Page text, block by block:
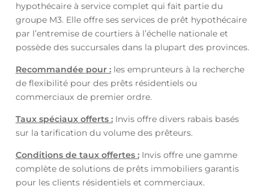
hypothécaire à service complet qui fait partie du
groupe M3. Elle offre ses services de prêt hypothécaire
par l’entremise de courtiers à l’échelle nationale et
possède des succursales dans la plupart des provinces.
Recommandée pour :les emprunteurs à la recherche
de flexibilité pour des prêts résidentiels ou
commerciaux de premier ordre.
Taux spéciaux offerts :Invis offre divers rabais basés
sur la tarification du volume des prêteurs.
Conditions de taux offertes :Invis offre une gamme
complète de solutions de prêts immobiliers garantis
pour les clients résidentiels et commerciaux.